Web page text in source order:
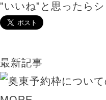
”いいね”と思ったら
最新記事